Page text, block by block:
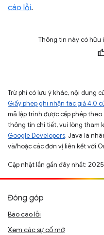
cáo lỗi.
Thông tin này có hữu
Trừ phi có lưu ý khác, nội dung
Giấy phép ghi nhận tác giả 4.0
mã lập trình được cấp phép theo
thông tin chi tiết, vui lòng tham
Google Developers. Java là
và/hoặc các đơn vị liên kết với
Cập nhật lần gần đây nhất:
Đóng góp
Báo cáo lỗi
Xem các sự cố mở